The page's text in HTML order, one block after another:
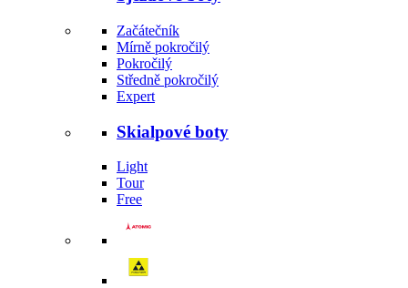
Začátečník
Mírně pokročilý
Pokročilý
Středně pokročilý
Expert
Skialpové boty
Light
Tour
Free